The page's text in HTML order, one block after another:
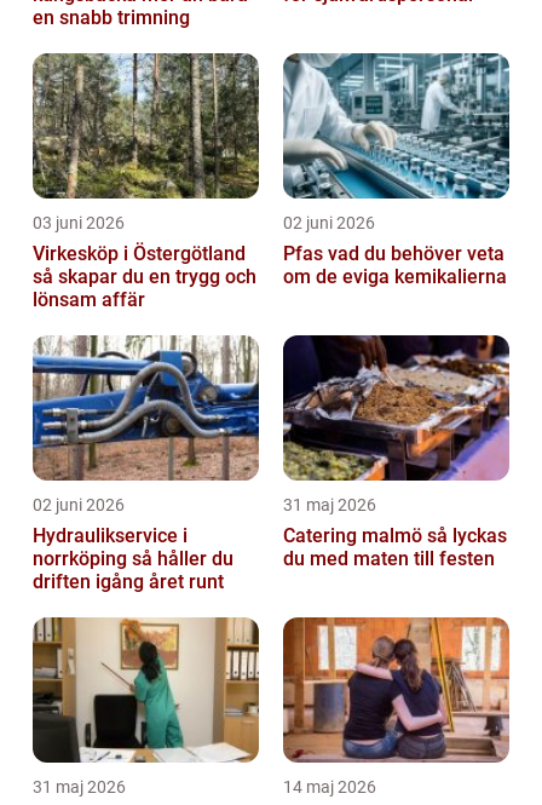
en snabb trimning
03 juni 2026
Virkesköp i Östergötland
så skapar du en trygg och
lönsam affär
02 juni 2026
Pfas vad du behöver veta
om de eviga kemikalierna
02 juni 2026
Hydraulikservice i
norrköping så håller du
driften igång året runt
31 maj 2026
Catering malmö så lyckas
du med maten till festen
31 maj 2026 14 maj 2026